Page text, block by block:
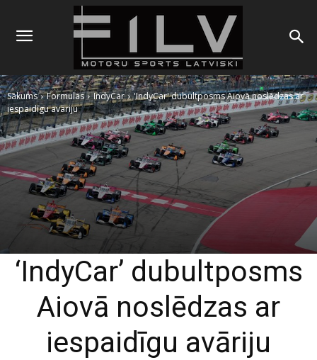
Sākums Formulas IndyCar
'IndyCar' dubultposms Aiovā noslēdzas ar
iespaidīgu avāriju
‘IndyCar’ dubultposms
Aiovā noslēdzas ar
iespaidīgu avāriju